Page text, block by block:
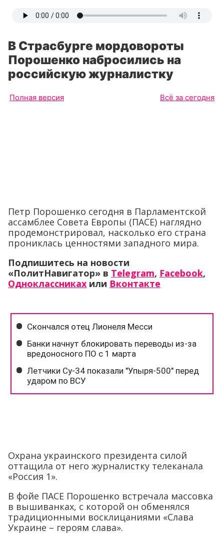
В Страсбурге мордовороты
Порошенко набросились на
российскую журналистку
Полная версия Всё за сегодня
Петр Порошенко сегодня в Парламентской
ассамблее Совета Европы (ПАСЕ) наглядно
продемонстрировал, насколько его страна
прониклась ценностями западного мира.
Подпишитесь на новости
«ПолитНавигатор» в Telegram, Facebook,
Одноклассниках или Вконтакте
Охрана украинского президента силой
оттащила от него журналистку телеканала
«Россия 1».
В фойе ПАСЕ Порошенко встречала массовка
в вышиванках, с которой он обменялся
традиционными восклицаниями «Слава
Украине – героям слава».